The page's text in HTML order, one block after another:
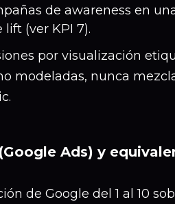
de awareness en
lift (ver KPI 7).
por visualización
modeladas, nunca
Ads) y
de Google del 1 al 10